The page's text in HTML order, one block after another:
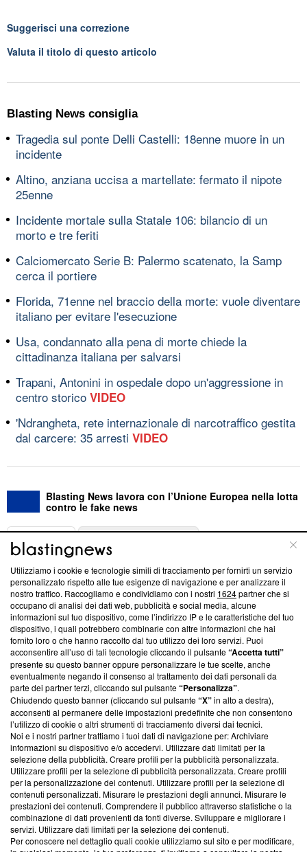
Suggerisci una correzione
Valuta il titolo di questo articolo
Blasting News consiglia
Tragedia sul ponte Delli Castelli: 18enne muore in un
incidente
Altino, anziana uccisa a martellate: fermato il nipote
25enne
Incidente mortale sulla Statale 106: bilancio di un
morto e tre feriti
Calciomercato Serie B: Palermo scatenato, la Samp
cerca il portiere
Florida, 71enne nel braccio della morte: vuole diventare
italiano per evitare l'esecuzione
Usa, condannato alla pena di morte chiede la
cittadinanza italiana per salvarsi
Trapani, Antonini in ospedale dopo un'aggressione in
centro storico VIDEO
'Ndrangheta, rete internazionale di narcotraffico gestita
dal carcere: 35 arresti VIDEO
Blasting News lavora con l’Unione Europea nella lotta
contro le fake news
ABOUT
Questa sezione offre informazioni trasparenti su Blasting
News, sui nostri processi editoriali e su come ci impegniamo a
creare news di qualità. Inoltre, afferma la nostra aderenza a
‘Trust Project - News with Integrity’Blasting News non è
ancora membro del programma, ma ha richiesto di farne
parte; Trust Project non ha ancora effettuato una verifica di
conformità agli standard.
Su di noi
Team editoriale
Corporate
Redazione
Informativa Privacy
Cookie Policy
Blasting SA, IDI CHE-247.845.224, Via Carlo Frasca, 3 - 6900
Utilizziamo i cookie e tecnologie simili di tracciamento per fornirti un servizio
personalizzato rispetto alle tue esigenze di navigazione e per analizzare il
nostro traffico. Raccogliamo e condividiamo con i nostri 1624partner che si
occupano di analisi dei dati web, pubblicità e social media, alcune
informazioni sul tuo dispositivo, come l’indirizzo IP e le caratteristiche del tuo
dispositivo, i quali potrebbero combinarle con altre informazioni che hai
fornito loro o che hanno raccolto dal tuo utilizzo dei loro servizi. Puoi
acconsentire all’uso di tali tecnologie cliccando il pulsante“Accetta tutti”
presente su questo banner oppure personalizzare le tue scelte, anche
eventualmente negando il consenso al trattamento dei dati personali da
parte dei partner terzi, cliccando sul pulsante“Personalizza”.
Chiudendo questo banner (cliccando sul pulsante“X”in alto a destra),
acconsenti al permanere delle impostazioni predefinite che non consentono
l’utilizzo di cookie o altri strumenti di tracciamento diversi dai tecnici.
Noi e i nostri partner trattiamo i tuoi dati di navigazione per: Archiviare
informazioni su dispositivo e/o accedervi. Utilizzare dati limitati per la
selezione della pubblicità. Creare profili per la pubblicità personalizzata.
Utilizzare profili per la selezione di pubblicità personalizzata. Creare profili
per la personalizzazione dei contenuti. Utilizzare profili per la selezione di
contenuti personalizzati. Misurare le prestazioni degli annunci. Misurare le
prestazioni dei contenuti. Comprendere il pubblico attraverso statistiche o la
combinazione di dati provenienti da fonti diverse. Sviluppare e migliorare i
servizi. Utilizzare dati limitati per la selezione dei contenuti.
Per conoscere nel dettaglio quali cookie utilizziamo sul sito e per modificare,